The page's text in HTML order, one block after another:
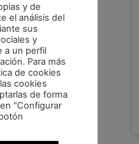
y de
el análisis del
sus
y
a un perfil
Para más
de cookies
cookies
de forma
"Configurar